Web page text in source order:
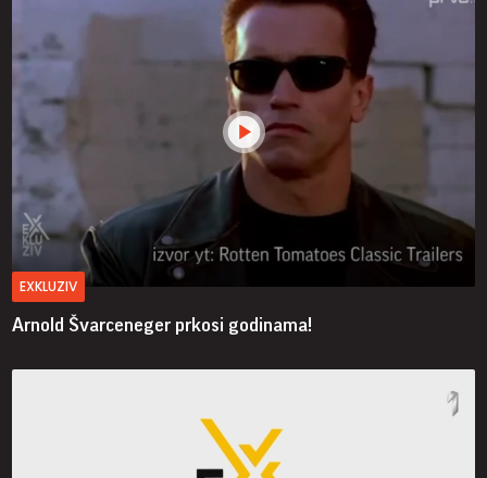
EXKLUZIV
Arnold Švarceneger prkosi godinama!